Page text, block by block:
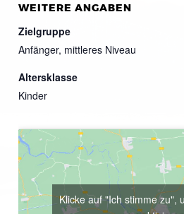
WEITERE ANGABEN
Zielgruppe
Anfänger, mittleres Niveau
Altersklasse
Kinder
Klicke auf "Ich stimme zu",